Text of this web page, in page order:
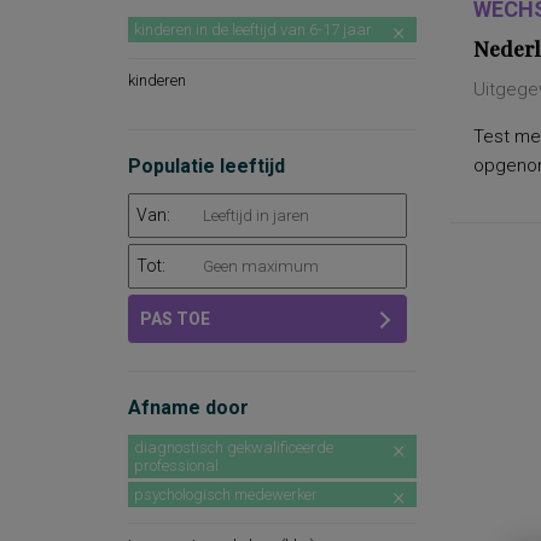
kinderen in de leeftijd van 6-17 jaar
kinderen
Populatie leeftijd
Van:
Tot:
PAS TOE
Afname door
diagnostisch gekwalificeerde
professional
psychologisch medewerker
Test